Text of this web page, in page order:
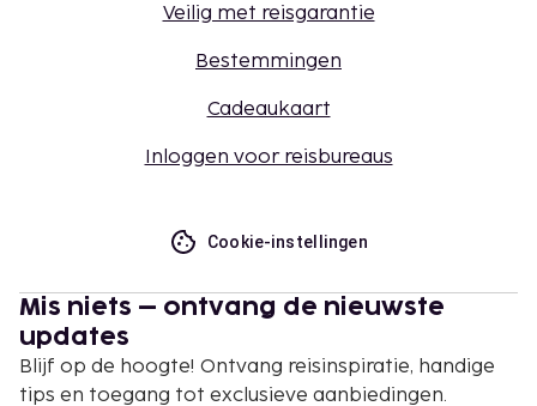
Veilig met reisgarantie
Bestemmingen
Cadeaukaart
Inloggen voor reisbureaus
Cookie-instellingen
Mis niets – ontvang de nieuwste
updates
Blijf op de hoogte! Ontvang reisinspiratie, handige
tips en toegang tot exclusieve aanbiedingen.